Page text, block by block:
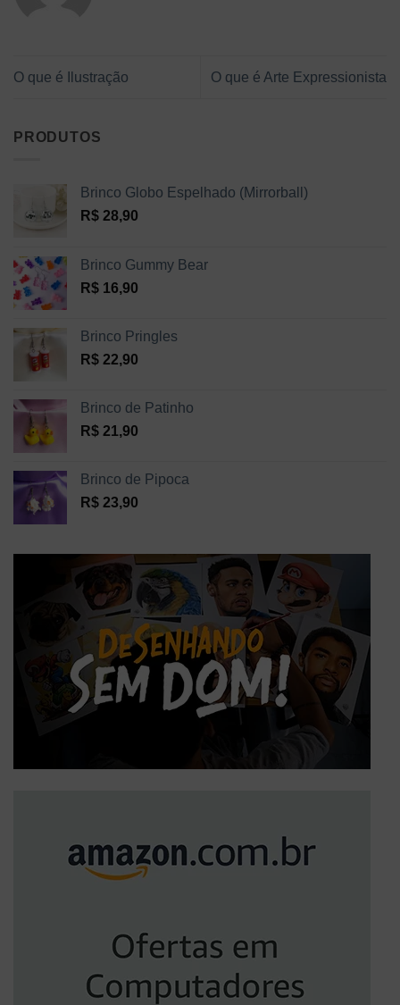
O que é Ilustração O que é Arte Expressionista
PRODUTOS
Brinco Globo Espelhado (Mirrorball)
R$ 28,90
Brinco Gummy Bear
R$ 16,90
Brinco Pringles
R$ 22,90
Brinco de Patinho
R$ 21,90
Brinco de Pipoca
R$ 23,90